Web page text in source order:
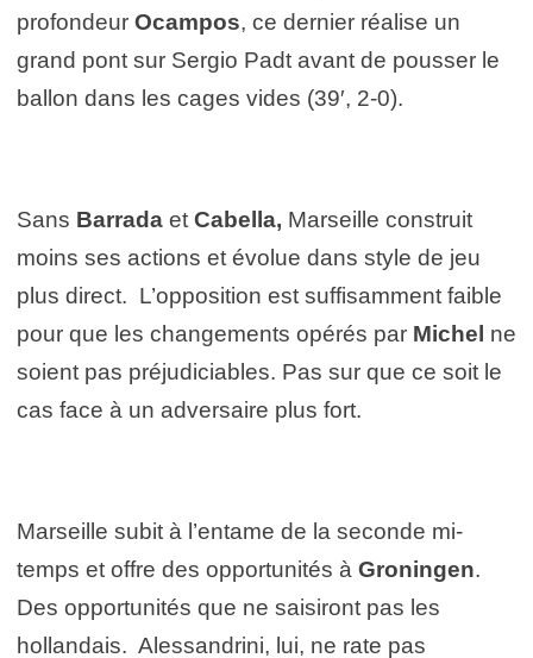
profondeur Ocampos, ce dernier réalise un
grand pont sur Sergio Padt avant de pousser le
ballon dans les cages vides (39′, 2-0).
Sans Barrada et Cabella, Marseille construit
moins ses actions et évolue dans style de jeu
plus direct. L’opposition est suffisamment faible
pour que les changements opérés par Michel ne
soient pas préjudiciables. Pas sur que ce soit le
cas face à un adversaire plus fort.
Marseille subit à l’entame de la seconde mi-
temps et offre des opportunités à Groningen.
Des opportunités que ne saisiront pas les
hollandais. Alessandrini, lui, ne rate pas